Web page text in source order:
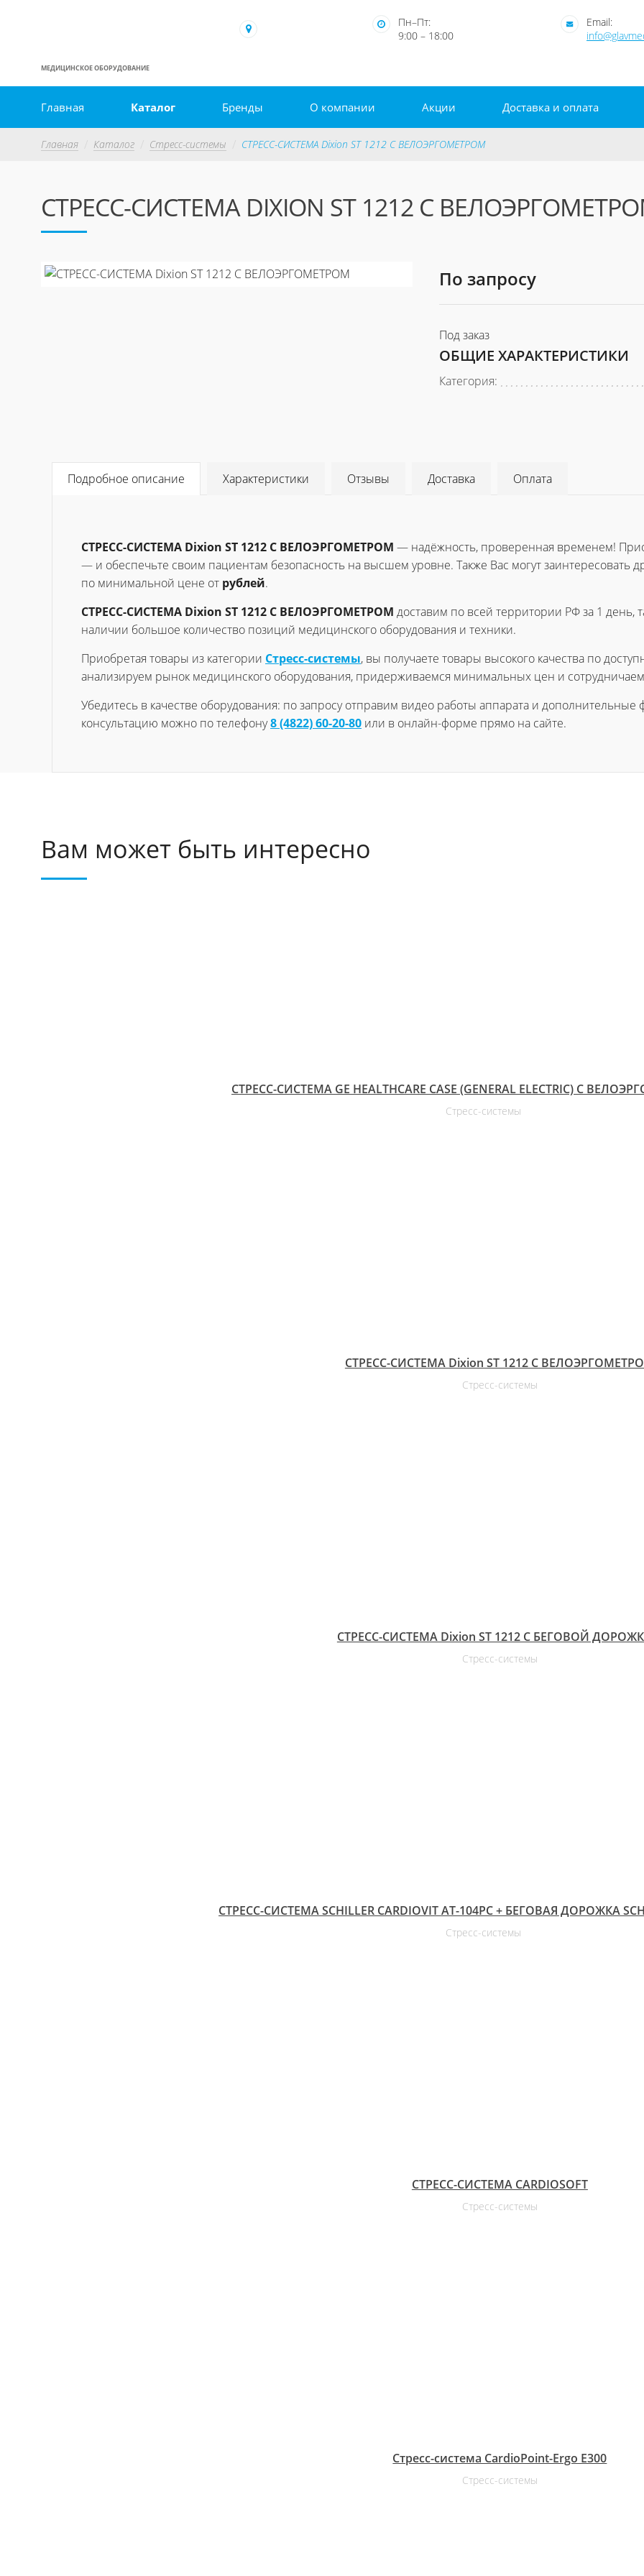
МЕДИЦИНСКОЕ ОБОРУДОВАНИЕ
Пн–Пт:
9:00 – 18:00
Email:
Главная Каталог Бренды О компании Акции Доставка и оплата
Главная Каталог Стресс-системы СТРЕСС-СИСТЕМА Dixion ST 1212 С ВЕЛОЭРГОМЕТРОМ
СТРЕСС-СИСТЕМА DIXION ST 1212 С
По запросу
Под заказ
ОБЩИЕ ХАРАКТЕРИСТИКИ
Категория:
Подробное описание Характеристики Отзывы Доставка Оплата
СТРЕСС-СИСТЕМА Dixion ST 1212 С ВЕЛОЭРГОМЕТРОМ — надёжность, проверенная временем!
— и обеспечьте своим пациентам безопасность на высшем уровне. Также Вас могут заинтересовать
по минимальной цене от рублей.
СТРЕСС-СИСТЕМА Dixion ST 1212 С ВЕЛОЭРГОМЕТРОМ доставим по всей территории РФ за 1 день,
наличии большое количество позиций медицинского оборудования и техники.
Приобретая товары из категории Стресс-системы, вы получаете товары высокого качества по
анализируем рынок медицинского оборудования, придерживаемся минимальных цен и
Убедитесь в качестве оборудования: по запросу отправим видео работы аппарата и дополнительные
консультацию можно по телефону8 (4822) 60-20-80 или в онлайн-форме прямо на сайте.
Вам может быть интересно
СТРЕСС-СИСТЕМА GE HEALTHCARE CASE (GENERAL ELECTRIC) С
Стресс-системы
СТРЕСС-СИСТЕМА Dixion ST 1212 С
Стресс-системы
СТРЕСС-СИСТЕМА Dixion ST 1212 С БЕГОВОЙ
Стресс-системы
СТРЕСС-СИСТЕМА SCHILLER CARDIOVIT AT-104PС + БЕГОВАЯ ДОРОЖКА
Стресс-системы
СТРЕСС-СИСТЕМА CARDIOSOFT
Стресс-системы
Стресс-система CardioPoint-Ergo E300
Стресс-системы